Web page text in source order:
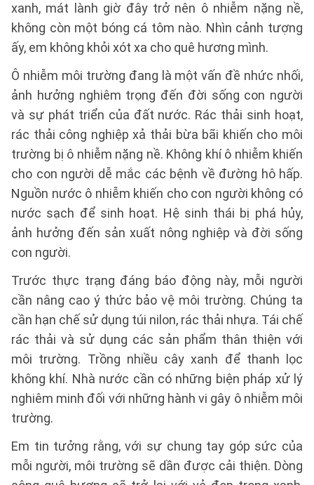
xanh, mát lành giờ đây trở nên ô nhiễm nặng nề,
không còn một bóng cá tôm nào. Nhìn cảnh tượng
ấy, em không khỏi xót xa cho quê hương mình.
Ô nhiễm môi trường đang là một vấn đề nhức nhối,
ảnh hưởng nghiêm trọng đến đời sống con người
và sự phát triển của đất nước. Rác thải sinh hoạt,
rác thải công nghiệp xả thải bừa bãi khiến cho môi
trường bị ô nhiễm nặng nề. Không khí ô nhiễm khiến
cho con người dễ mắc các bệnh về đường hô hấp.
Nguồn nước ô nhiễm khiến cho con người không có
nước sạch để sinh hoạt. Hệ sinh thái bị phá hủy,
ảnh hưởng đến sản xuất nông nghiệp và đời sống
con người.
Trước thực trạng đáng báo động này, mỗi người
cần nâng cao ý thức bảo vệ môi trường. Chúng ta
cần hạn chế sử dụng túi nilon, rác thải nhựa. Tái chế
rác thải và sử dụng các sản phẩm thân thiện với
môi trường. Trồng nhiều cây xanh để thanh lọc
không khí. Nhà nước cần có những biện pháp xử lý
nghiêm minh đối với những hành vi gây ô nhiễm môi
trường.
Em tin tưởng rằng, với sự chung tay góp sức của
mỗi người, môi trường sẽ dần được cải thiện. Dòng